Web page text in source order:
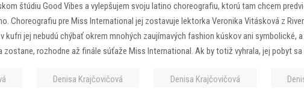
štúdiu Good Vibes a vylepšujem svoju latino choreografiu, ktorú tam chcem
Choreografiu pre Miss International jej zostavuje lektorka Veronika Vitásková z
jej nebudú chýbať okrem mnohých zaujímavých fashion kúskov ani symbolické,
zostane, rozhodne až finále súťaže Miss International. Ak by totiž vyhrala, jej pobyt
Denisa Krajčovičová Denisa Krajčovičová